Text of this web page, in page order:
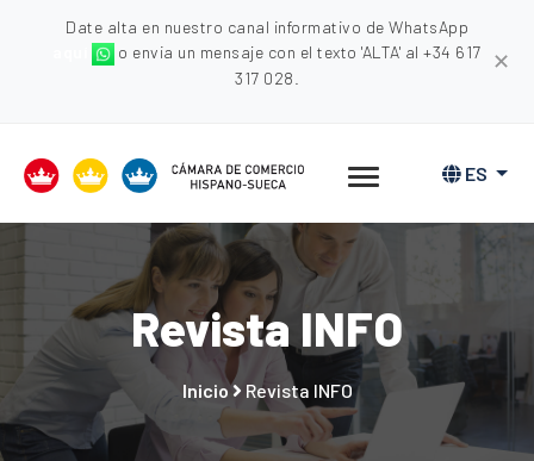
Date alta en nuestro canal informativo de WhatsApp
o envia un mensaje con el texto 'ALTA' al +34 617
317 028.
✕
ES
Revista INFO
Inicio Revista INFO